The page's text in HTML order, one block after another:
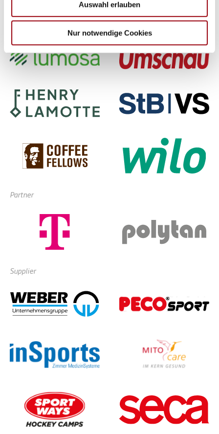
Partner führen diese Informationen möglicherweise mit
weiteren Daten zusammen, die Sie ihnen bereitgestellt
haben oder die sie im Rahmen Ihrer Nutzung der Dienste
Auswahl erlauben
Nur notwendige Cookies
Partner
Supplier